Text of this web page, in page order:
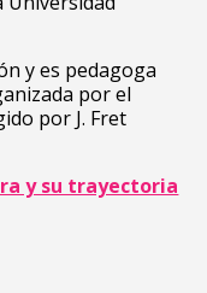
y es pedagoga
por el
por J. Fret
y su trayectoria